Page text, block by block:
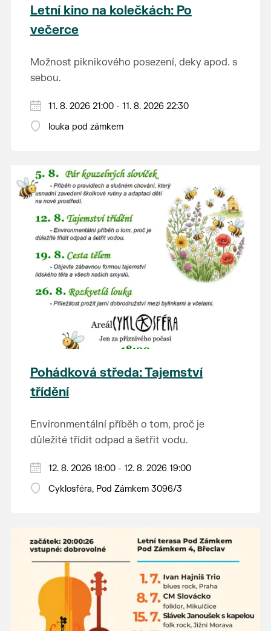
Letní kino na kolečkách: Po
večerce
Možnost piknikového posezení, deky apod. s
sebou.
V případě nepřízně počasí se promítání ruší.
Kino otevřeno hodinu před promítáním,
11. 8. 2026 21:00 - 11. 8. 2026 22:30
louka pod zámkem
Pohádková středa: Tajemství
třídění
Environmentální příběh o tom, proč je
důležité třídit odpad a šetřit vodu.
Hraje se jen za příznivého počasí.
Vstupné dobrovolné.
12. 8. 2026 18:00 - 12. 8. 2026 19:00
Cyklosféra, Pod Zámkem 3096/3